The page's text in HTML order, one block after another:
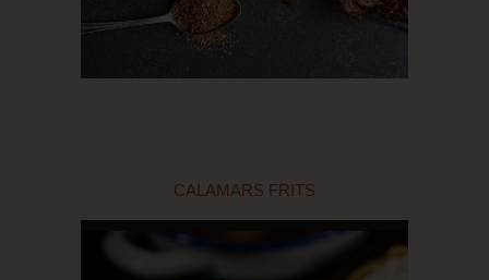
CALAMARS FRITS